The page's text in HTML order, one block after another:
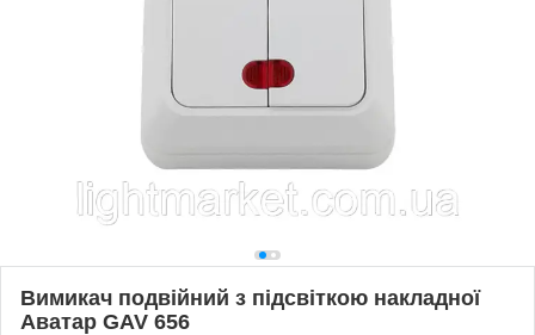
Вимикач подвійний з підсвіткою накладної
Аватар GAV 656